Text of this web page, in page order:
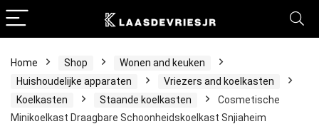
Home Shop
Wonen and keuken
Huishoudelijke apparaten
Vriezers and koelkasten
Koelkasten
Staande koelkasten
Cosmetische
Minikoelkast Draagbare Schoonheidskoelkast Snjiaheim